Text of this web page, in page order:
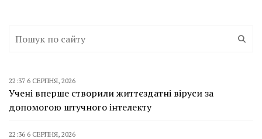
22:37 6 СЕРПНЯ, 2026
Учені вперше створили життєздатні віруси за
допомогою штучного інтелекту
22:36 6 СЕРПНЯ, 2026